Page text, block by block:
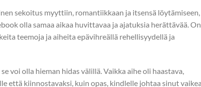
sekoitus myyttiin, romantiikkaan ja itsensä löytämiseen,
olla samaa aikaa huvittavaa ja ajatuksia herättävää. On
teemoja ja aiheita epävihreällä rehellisyydellä ja
voi olla hieman hidas välillä. Vaikka aihe oli haastava,
että kiinnostavaksi, kuin opas, kindlelle johtaa sinut